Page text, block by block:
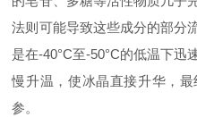
法则可能导致这些成分的部分
是在-40°C至-50°C的低温下
慢升温，使冰晶直接升华，
参。